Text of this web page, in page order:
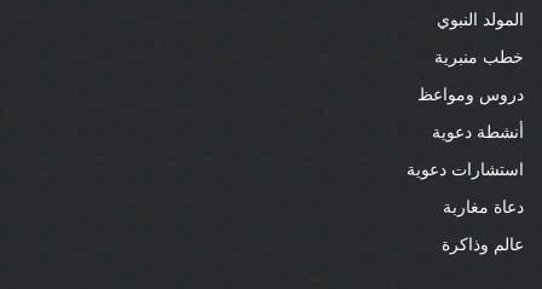
المولد النبوي
خطب منبرية
دروس ومواعظ
أنشطة دعوية
استشارات دعوية
دعاة مغاربة
عالم وذاكرة